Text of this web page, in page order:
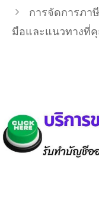
การจัดการภา
มือและแนวทางที่